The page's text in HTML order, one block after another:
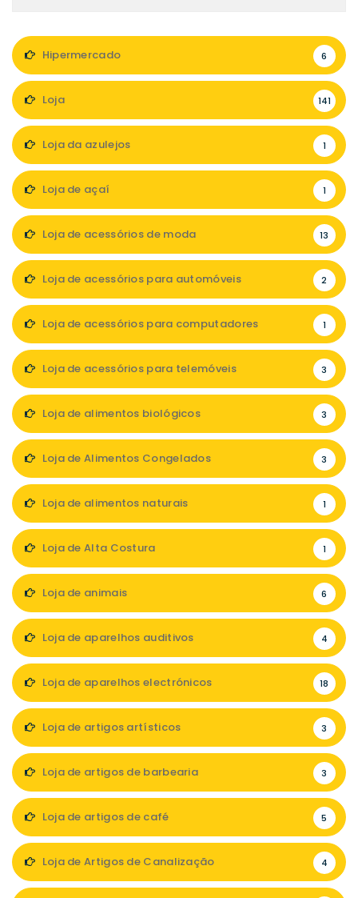
Hipermercado 6
Loja 141
Loja da azulejos 1
Loja de açaí 1
Loja de acessórios de moda 13
Loja de acessórios para automóveis 2
Loja de acessórios para computadores 1
Loja de acessórios para telemóveis 3
Loja de alimentos biológicos 3
Loja de Alimentos Congelados 3
Loja de alimentos naturais 1
Loja de Alta Costura 1
Loja de animais 6
Loja de aparelhos auditivos 4
Loja de aparelhos electrónicos 18
Loja de artigos artísticos 3
Loja de artigos de barbearia 3
Loja de artigos de café 5
Loja de Artigos de Canalização 4